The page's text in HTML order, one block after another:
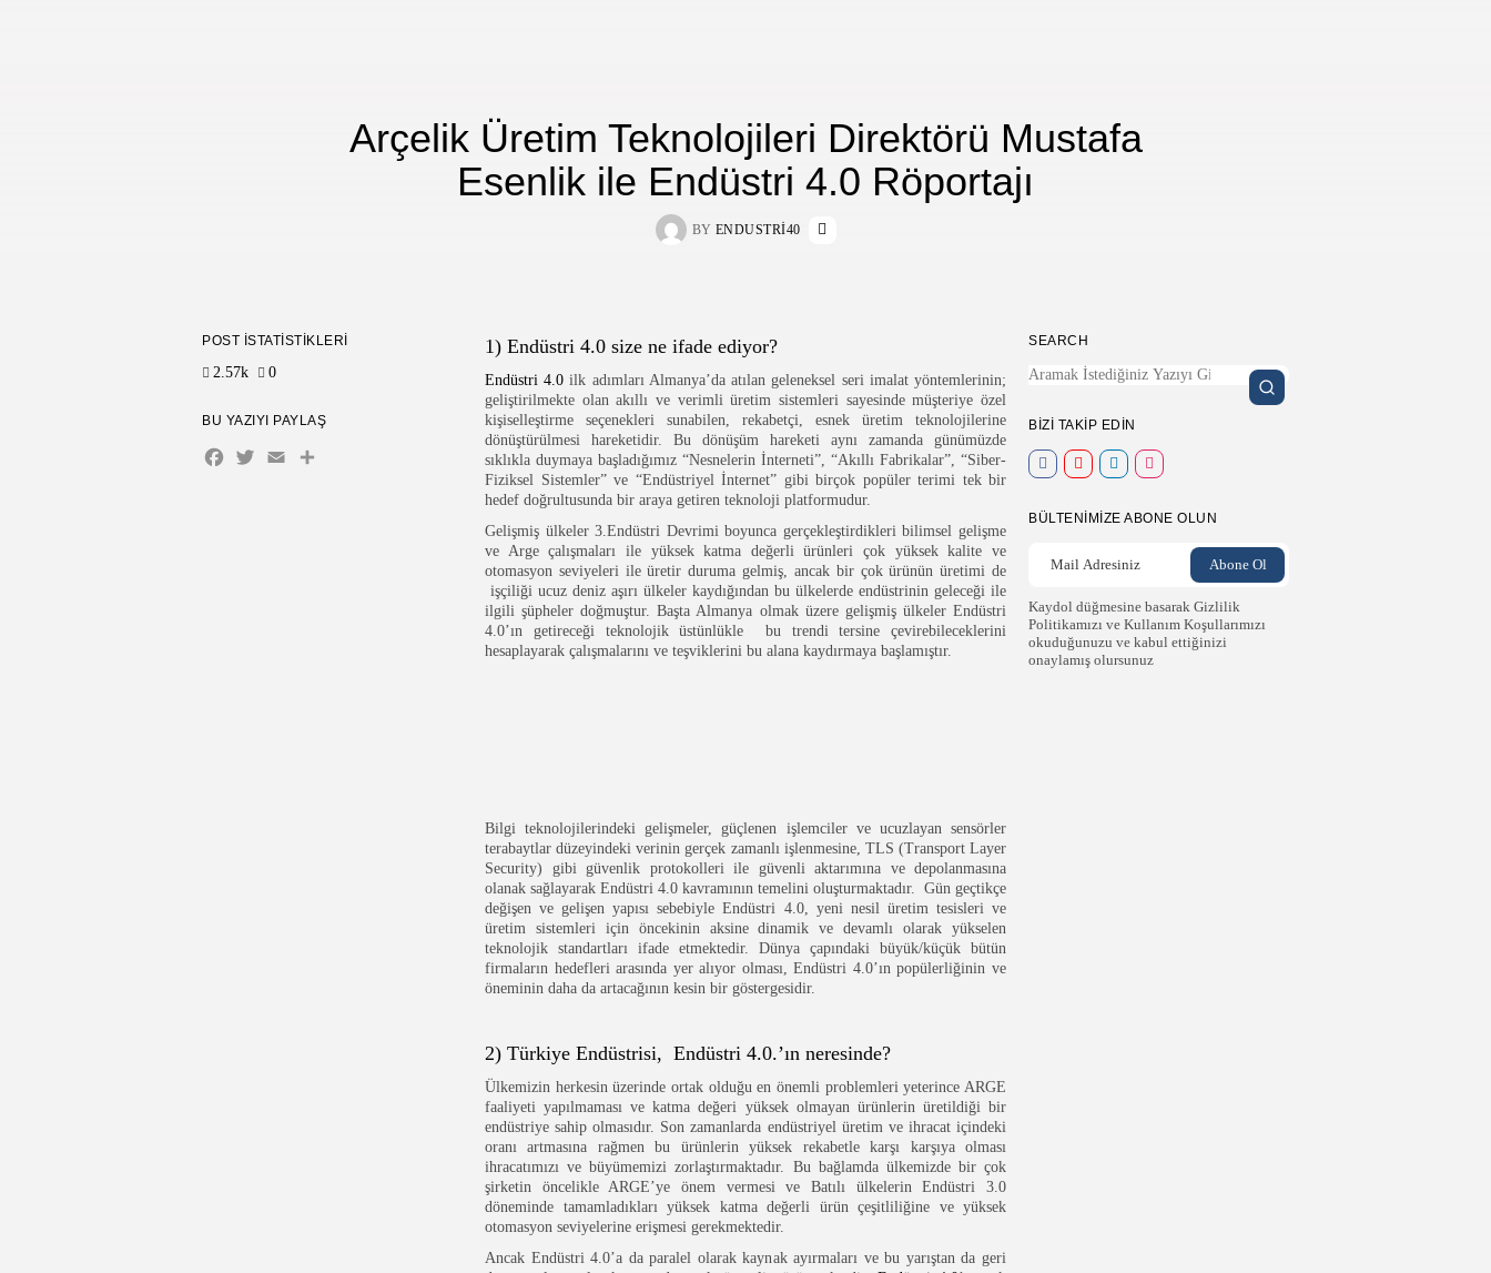
Arçelik Üretim Teknolojileri Direktörü Mustafa
Esenlik ile Endüstri 4.0 Röportajı
BY ENDUSTRI40
SEARCH
BIZI TAKIP EDIN
BÜLTENIMIZE ABONE OLUN
Kaydol düğmesine basarak Gizlilik
Politikamızı ve Kullanım Koşullarımızı
okuduğunuzu ve kabul ettiğinizi
onaylamış olursunuz
1) Endüstri 4.0 size ne ifade ediyor?
Endüstri 4.0 ilk adımları Almanya’da atılan geleneksel seri imalat yöntemlerinin;
geliştirilmekte olan akıllı ve verimli üretim sistemleri sayesinde müşteriye özel
kişiselleştirme seçenekleri sunabilen, rekabetçi, esnek üretim teknolojilerine
dönüştürülmesi hareketidir. Bu dönüşüm hareketi aynı zamanda günümüzde
sıklıkla duymaya başladığımız “Nesnelerin İnterneti”, “Akıllı Fabrikalar”, “Siber-
Fiziksel Sistemler” ve “Endüstriyel İnternet” gibi birçok popüler terimi tek bir
hedef doğrultusunda bir araya getiren teknoloji platformudur.
Gelişmiş ülkeler 3.Endüstri Devrimi boyunca gerçekleştirdikleri bilimsel gelişme
ve Arge çalışmaları ile yüksek katma değerli ürünleri çok yüksek kalite ve
otomasyon seviyeleri ile üretir duruma gelmiş, ancak bir çok ürünün üretimi de
işçiliği ucuz deniz aşırı ülkeler kaydığından bu ülkelerde endüstrinin geleceği ile
ilgili şüpheler doğmuştur. Başta Almanya olmak üzere gelişmiş ülkeler Endüstri
4.0’ın getireceği teknolojik üstünlükle bu trendi tersine çevirebileceklerini
hesaplayarak çalışmalarını ve teşviklerini bu alana kaydırmaya başlamıştır.
Bilgi teknolojilerindeki gelişmeler, güçlenen işlemciler ve ucuzlayan sensörler
terabaytlar düzeyindeki verinin gerçek zamanlı işlenmesine, TLS (Transport Layer
Security) gibi güvenlik protokolleri ile güvenli aktarımına ve depolanmasına
olanak sağlayarak Endüstri 4.0 kavramının temelini oluşturmaktadır. Gün geçtikçe
değişen ve gelişen yapısı sebebiyle Endüstri 4.0, yeni nesil üretim tesisleri ve
üretim sistemleri için öncekinin aksine dinamik ve devamlı olarak yükselen
teknolojik standartları ifade etmektedir. Dünya çapındaki büyük/küçük bütün
firmaların hedefleri arasında yer alıyor olması, Endüstri 4.0’ın popülerliğinin ve
öneminin daha da artacağının kesin bir göstergesidir.
2) Türkiye Endüstrisi, Endüstri 4.0.’ın neresinde?
Ülkemizin herkesin üzerinde ortak olduğu en önemli problemleri yeterince ARGE
faaliyeti yapılmaması ve katma değeri yüksek olmayan ürünlerin üretildiği bir
endüstriye sahip olmasıdır. Son zamanlarda endüstriyel üretim ve ihracat içindeki
oranı artmasına rağmen bu ürünlerin yüksek rekabetle karşı karşıya olması
ihracatımızı ve büyümemizi zorlaştırmaktadır. Bu bağlamda ülkemizde bir çok
şirketin öncelikle ARGE’ye önem vermesi ve Batılı ülkelerin Endüstri 3.0
döneminde tamamladıkları yüksek katma değerli ürün çeşitliliğine ve yüksek
otomasyon seviyelerine erişmesi gerekmektedir.
Ancak Endüstri 4.0’a da paralel olarak kaynak ayırmaları ve bu yarıştan da geri
POST İSTATISTIKLERI
2.57k 0
BU YAZIYI PAYLAŞ
Facebook
Twitter
EmailShare